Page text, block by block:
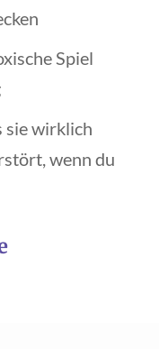
Spiel
sie wirklich
wenn du